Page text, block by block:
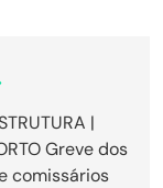
|
Greve dos
comissários